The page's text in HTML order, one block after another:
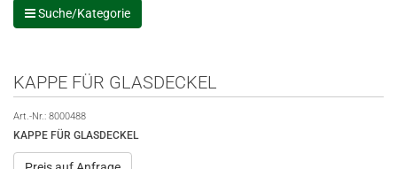
Suche/Kategorie
KAPPE FÜR GLASDECKEL
Art.-Nr.: 8000488
KAPPE FÜR GLASDECKEL